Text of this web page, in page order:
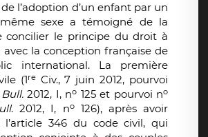
l’adoption d’un enfant par un
sexe a témoigné de la
concilier le principe du droit à
la conception française de
international. La première
(1reCiv., 7 juin 2012, pourvoi
Bull.2012, I, no 125 et pourvoi no
. 2012, I, no126), après avoir
346 du code civil, qui